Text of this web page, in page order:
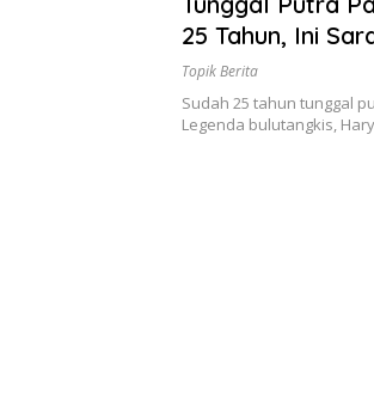
25 Tahun, Ini
Topik Berita
Sudah 25 tahun tunggal
Legenda bulutangkis,